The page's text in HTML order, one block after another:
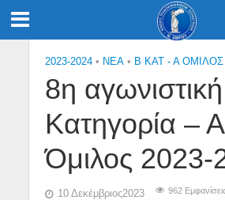
2023-2024 • NEA • Β ΚΑΤ - Α ΟΜΙΛΟΣ
8η
Κατηγορία – Α
Όμιλος 2023-
10 Δεκέμβριος2023 962